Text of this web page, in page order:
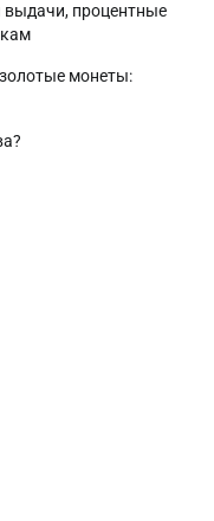
выдачи, процентные
монеты: